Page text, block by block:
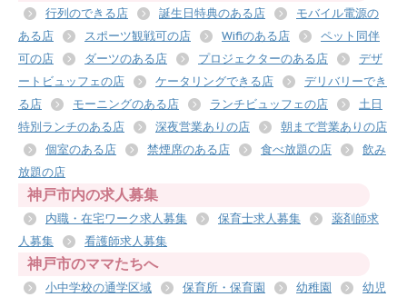
行列のできる店 誕生日特典のある店
モバイル電源の
ある店
スポーツ観戦可の店 Wifiのある店
ペット同伴
可の店
ダーツのある店 プロジェクターのある店
デザ
ートビュッフェの店
ケータリングできる店
デリバリーでき
る店
モーニングのある店 ランチビュッフェの店
土日
特別ランチのある店
深夜営業ありの店
朝まで営業ありの店
個室のある店
禁煙席のある店 食べ放題の店
飲み
放題の店
神戸市内の求人募集
内職・在宅ワーク求人募集 保育士求人募集
薬剤師求
人募集
看護師求人募集
神戸市のママたちへ
小中学校の通学区域 保育所・保育園 幼稚園
幼児